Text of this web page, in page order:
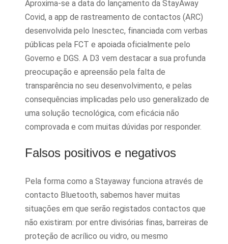
Aproxima-se a data do lançamento da StayAway
Covid, a app de rastreamento de contactos (ARC)
desenvolvida pelo Inesctec, financiada com verbas
públicas pela FCT e apoiada oficialmente pelo
Governo e DGS. A D3 vem destacar a sua profunda
preocupação e apreensão pela falta de
transparência no seu desenvolvimento, e pelas
consequências implicadas pelo uso generalizado de
uma solução tecnológica, com eficácia não
comprovada e com muitas dúvidas por responder.
Falsos positivos e negativos
Pela forma como a Stayaway funciona através de
contacto Bluetooth, sabemos haver muitas
situações em que serão registados contactos que
não existiram: por entre divisórias finas, barreiras de
proteção de acrílico ou vidro, ou mesmo